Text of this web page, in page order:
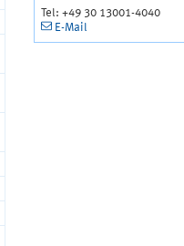
Tel: +49 30 13001-4040
E-Mail